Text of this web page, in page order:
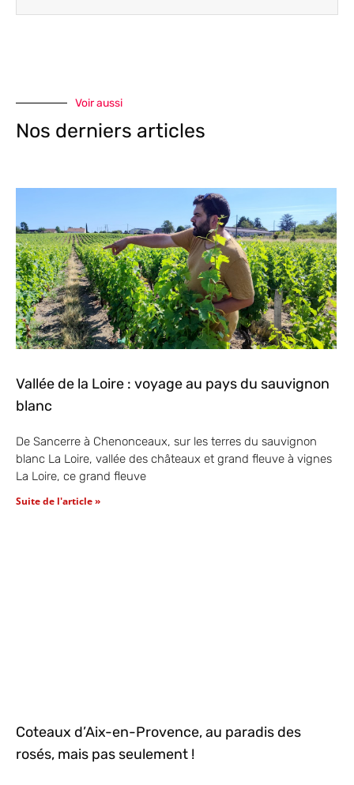
Voir aussi
Nos derniers articles
Vallée de la Loire : voyage au pays du sauvignon
blanc
De Sancerre à Chenonceaux, sur les terres du sauvignon
blanc La Loire, vallée des châteaux et grand fleuve à vignes
La Loire, ce grand fleuve
Suite de l'article »
Coteaux d’Aix-en-Provence, au paradis des
rosés, mais pas seulement !